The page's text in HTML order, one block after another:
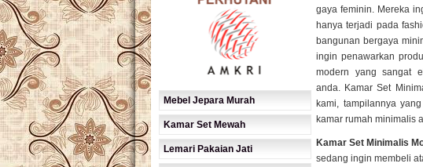
Mebel Jepara Murah
Kamar Set Mewah
Lemari Pakaian Jati
gaya feminin. Mereka
hanya terjadi pada
bangunan bergaya
ingin penawarkan
modern yang sangat
anda. Kamar Set
kami, tampilannya
kamar rumah minimalis
Kamar Set Minimalis
sedang ingin membeli